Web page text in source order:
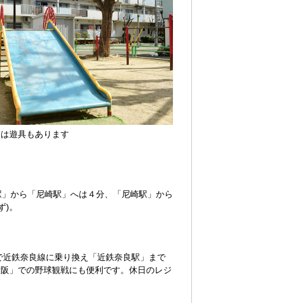
遊具もあります
から「尼崎駅」へは４分、「尼崎駅」から
)。
鉄奈良線に乗り換え「近鉄奈良駅」まで
」での野球観戦にも便利です。休日のレジ